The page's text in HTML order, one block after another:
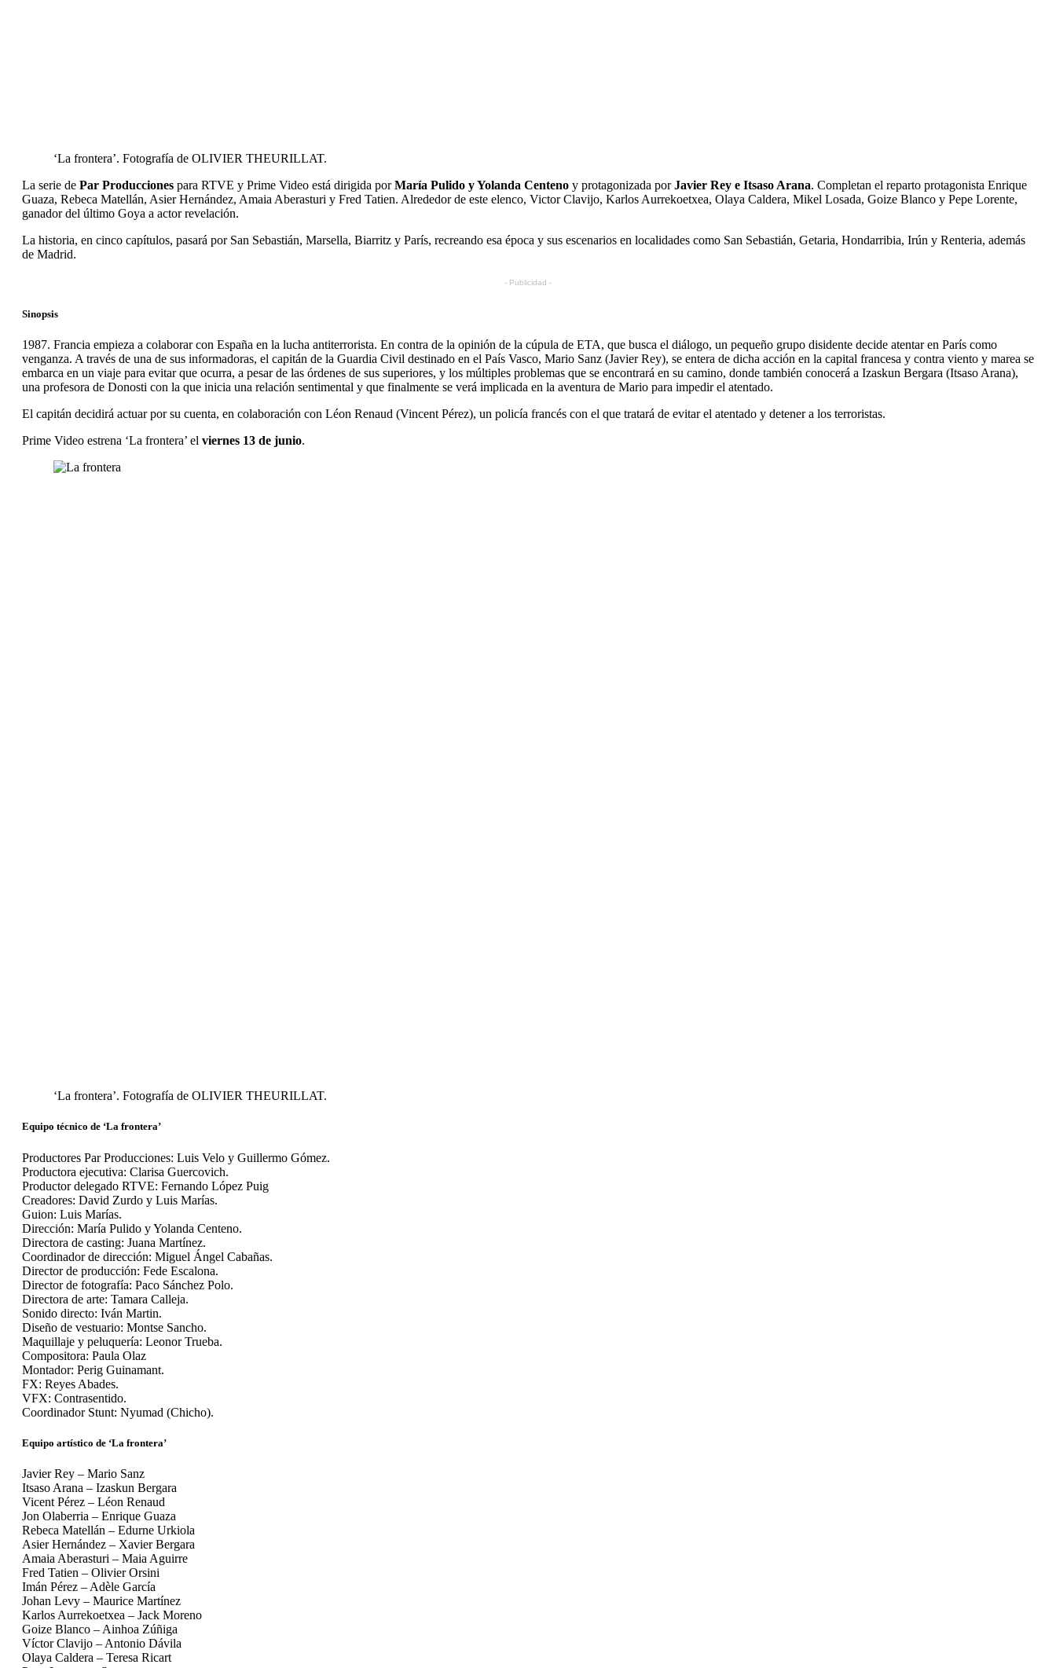
‘La frontera’. Fotografía de OLIVIER THEURILLAT.
La serie de Par Producciones para RTVE y Prime Video está dirigida porMaría Pulido y Yolanda Centeno y protagonizada porJavier Rey e Itsaso Arana. Completan el reparto protagonista Enrique
Guaza, Rebeca Matellán, Asier Hernández, Amaia Aberasturi y Fred Tatien. Alrededor de este elenco, Victor Clavijo, Karlos Aurrekoetxea, Olaya Caldera, Mikel Losada, Goize Blanco y Pepe Lorente,
ganador del último Goya a actor revelación.
La historia, en cinco capítulos, pasará por San Sebastián, Marsella, Biarritz y París, recreando esa época y sus escenarios en localidades como San Sebastián, Getaria, Hondarribia, Irún y Renteria, además
de Madrid.
- Publicidad -
Sinopsis
1987. Francia empieza a colaborar con España en la lucha antiterrorista. En contra de la opinión de la cúpula de ETA, que busca el diálogo, un pequeño grupo disidente decide atentar en París como
venganza. A través de una de sus informadoras, el capitán de la Guardia Civil destinado en el País Vasco, Mario Sanz (Javier Rey), se entera de dicha acción en la capital francesa y contra viento y marea se
embarca en un viaje para evitar que ocurra, a pesar de las órdenes de sus superiores, y los múltiples problemas que se encontrará en su camino, donde también conocerá a Izaskun Bergara (Itsaso Arana),
una profesora de Donosti con la que inicia una relación sentimental y que finalmente se verá implicada en la aventura de Mario para impedir el atentado.
El capitán decidirá actuar por su cuenta, en colaboración con Léon Renaud (Vincent Pérez), un policía francés con el que tratará de evitar el atentado y detener a los terroristas.
Prime Video estrena ‘La frontera’ el viernes 13 de junio.
‘La frontera’. Fotografía de OLIVIER THEURILLAT.
Equipo técnico de ‘La frontera’
Productores Par Producciones: Luis Velo y Guillermo Gómez.
Productora ejecutiva: Clarisa Guercovich.
Productor delegado RTVE: Fernando López Puig
Creadores: David Zurdo y Luis Marías.
Guion: Luis Marías.
Dirección: María Pulido y Yolanda Centeno.
Directora de casting: Juana Martínez.
Coordinador de dirección: Miguel Ángel Cabañas.
Director de producción: Fede Escalona.
Director de fotografía: Paco Sánchez Polo.
Directora de arte: Tamara Calleja.
Sonido directo: Iván Martin.
Diseño de vestuario: Montse Sancho.
Maquillaje y peluquería: Leonor Trueba.
Compositora: Paula Olaz
Montador: Perig Guinamant.
FX: Reyes Abades.
VFX: Contrasentido.
Coordinador Stunt: Nyumad (Chicho).
Equipo artístico de ‘La frontera’
Javier Rey – Mario Sanz
Itsaso Arana – Izaskun Bergara
Vicent Pérez – Léon Renaud
Jon Olaberria – Enrique Guaza
Rebeca Matellán – Edurne Urkiola
Asier Hernández – Xavier Bergara
Amaia Aberasturi – Maia Aguirre
Fred Tatien – Olivier Orsini
Imán Pérez – Adèle García
Johan Levy – Maurice Martínez
Karlos Aurrekoetxea – Jack Moreno
Goize Blanco – Ainhoa Zúñiga
Víctor Clavijo – Antonio Dávila
Olaya Caldera – Teresa Ricart